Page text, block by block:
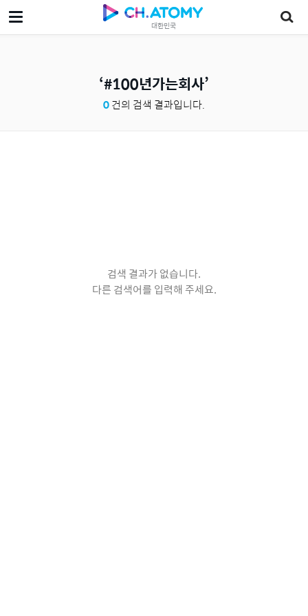
대한민국
#100년가는회사
0건의 검색 결과입니다.
검색 결과가 없습니다.
다른 검색어를 입력해 주세요.